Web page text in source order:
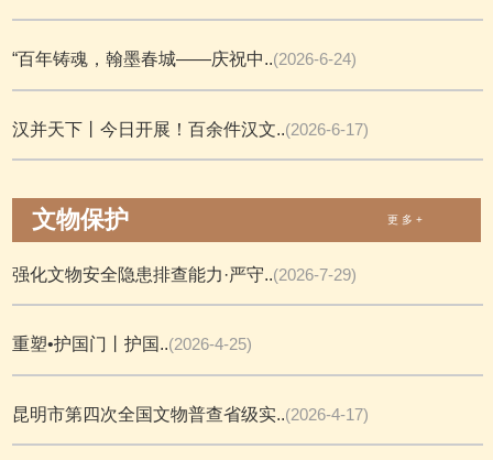
“百年铸魂，翰墨春城——庆祝中..(2026-6-24)
汉并天下丨今日开展！百余件汉文..(2026-6-17)
文物保护 更 多 +
强化文物安全隐患排查能力·严守..(2026-7-29)
重塑•护国门丨护国..(2026-4-25)
昆明市第四次全国文物普查省级实..(2026-4-17)